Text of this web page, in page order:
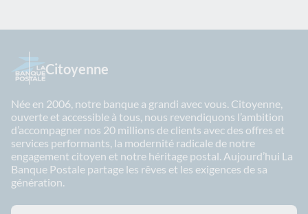
Citoyenne
Née en 2006, notre banque a grandi avec vous. Citoyenne,
ouverte et accessible à tous, nous revendiquons l’ambition
d’accompagner nos 20 millions de clients avec des offres et
services performants, la modernité radicale de notre
engagement citoyen et notre héritage postal. Aujourd’hui La
Banque Postale partage les rêves et les exigences de sa
génération.